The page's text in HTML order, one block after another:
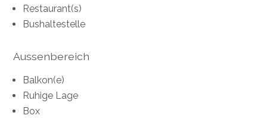
Restaurant(s)
Bushaltestelle
Aussenbereich
Balkon(e)
Ruhige Lage
Box